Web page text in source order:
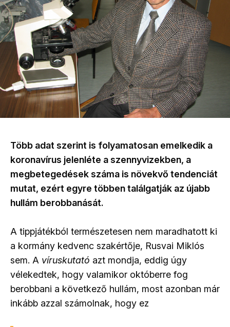
Több adat szerint is folyamatosan emelkedik a
koronavírus jelenléte a szennyvizekben, a
megbetegedések száma is növekvő tendenciát
mutat, ezért egyre többen találgatják az újabb
hullám berobbanását.
A tippjátékból természetesen nem maradhatott ki
a kormány kedvenc szakértője, Rusvai Miklós
sem. A víruskutató azt mondja, eddig úgy
vélekedtek, hogy valamikor októberre fog
berobbani a következő hullám, most azonban már
inkább azzal számolnak, hogy ez